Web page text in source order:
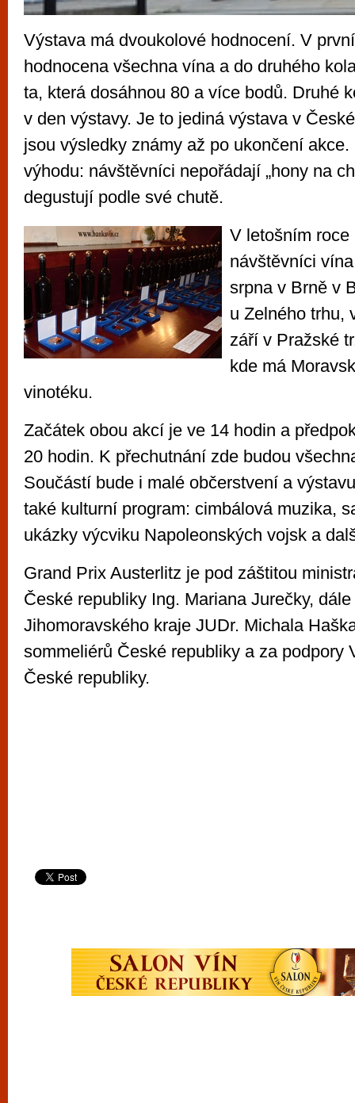
Výstava má dvoukolové hodnocení. V
hodnocena všechna vína a do druhého
ta, která dosáhnou 80 a více bodů. Druhé
v den výstavy. Je to jediná výstava v
jsou výsledky známy až po ukončení akce.
výhodu: návštěvníci nepořádají „hony na
degustují podle své chutě.
V letošním roce
návštěvníci
srpna v Brně v
u Zelného trhu,
září v Pražské
kde má
vinotéku.
Začátek obou akcí je ve 14 hodin a
20 hodin. K přechutnání zde budou
Součástí bude i malé občerstvení a
také kulturní program: cimbálová muzika,
ukázky výcviku Napoleonských vojsk a
Grand Prix Austerlitz je pod záštitou
České republiky Ing. Mariana Jurečky,
Jihomoravského kraje JUDr. Michala
sommeliérů České republiky a za podpory
České republiky.